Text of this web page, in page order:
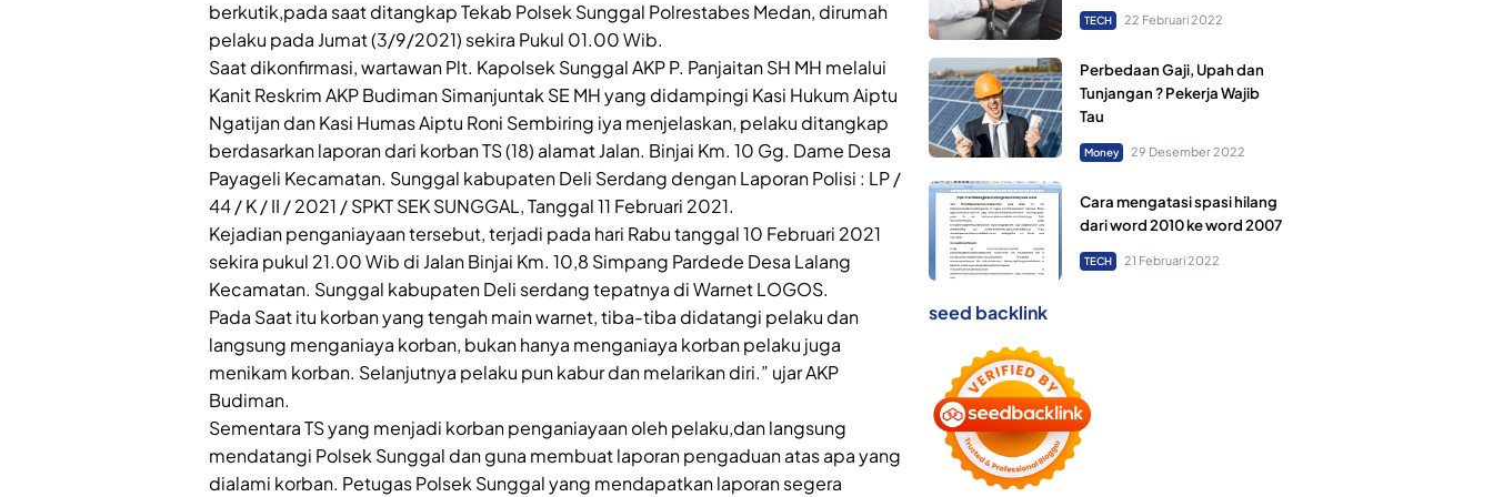
berkutik,pada saat ditangkap Tekab Polsek Sunggal Polrestabes Medan, dirumah
pelaku pada Jumat (3/9/2021) sekira Pukul 01.00 Wib.
Saat dikonfirmasi, wartawan Plt. Kapolsek Sunggal AKP P. Panjaitan SH MH melalui
Kanit Reskrim AKP Budiman Simanjuntak SE MH yang didampingi Kasi Hukum Aiptu
Ngatijan dan Kasi Humas Aiptu Roni Sembiring iya menjelaskan, pelaku ditangkap
berdasarkan laporan dari korban TS (18) alamat Jalan. Binjai Km. 10 Gg. Dame Desa
Payageli Kecamatan. Sunggal kabupaten Deli Serdang dengan Laporan Polisi : LP /
44 / K / II / 2021 / SPKT SEK SUNGGAL, Tanggal 11 Februari 2021.
Kejadian penganiayaan tersebut, terjadi pada hari Rabu tanggal 10 Februari 2021
sekira pukul 21.00 Wib di Jalan Binjai Km. 10,8 Simpang Pardede Desa Lalang
Kecamatan. Sunggal kabupaten Deli serdang tepatnya di Warnet LOGOS.
Pada Saat itu korban yang tengah main warnet, tiba-tiba didatangi pelaku dan
langsung menganiaya korban, bukan hanya menganiaya korban pelaku juga
menikam korban. Selanjutnya pelaku pun kabur dan melarikan diri.” ujar AKP
Budiman.
Sementara TS yang menjadi korban penganiayaan oleh pelaku,dan langsung
mendatangi Polsek Sunggal dan guna membuat laporan pengaduan atas apa yang
dialami korban. Petugas Polsek Sunggal yang mendapatkan laporan segera
TECH 22 Februari 2022
Perbedaan Gaji, Upah dan
Tunjangan ? Pekerja Wajib
Tau
Money 29 Desember 2022
Cara mengatasi spasi hilang
dari word 2010 ke word 2007
TECH 21 Februari 2022
seed backlink